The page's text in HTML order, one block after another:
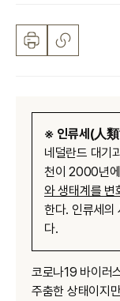
※ 인류세(人
네덜란드 대기
천이 2000년에
와 생태계를 변
한다. 인류세의
다.
코로나19 바이러
주춤한 상태이지